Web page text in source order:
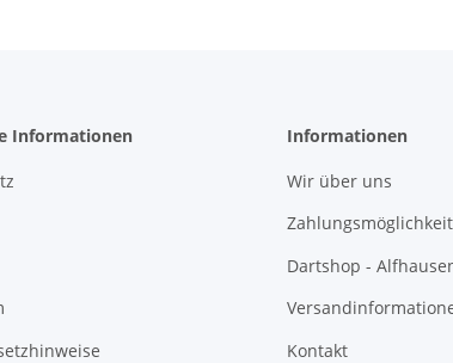
Informationen Informationen
Wir über uns
Dartshop -
Kontakt